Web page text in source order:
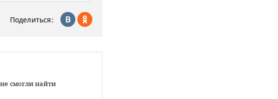
Поделиться:
смогли найти